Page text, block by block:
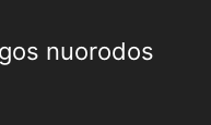
nuorodos